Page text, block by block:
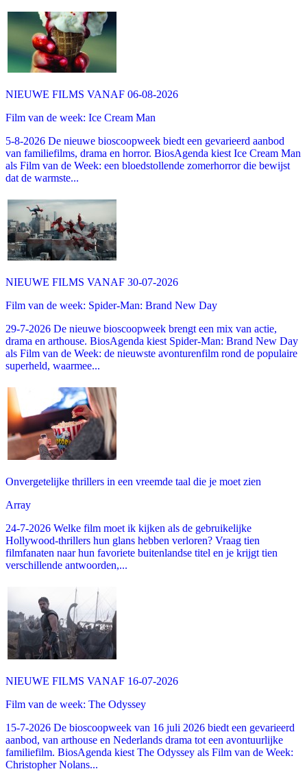
NIEUWE FILMS VANAF 06-08-2026
Film van de week: Ice Cream Man
5-8-2026 De nieuwe bioscoopweek biedt een gevarieerd aanbod
van familiefilms, drama en horror. BiosAgenda kiest Ice Cream Man
als Film van de Week: een bloedstollende zomerhorror die bewijst
dat de warmste...
NIEUWE FILMS VANAF 30-07-2026
Film van de week: Spider-Man: Brand New Day
29-7-2026 De nieuwe bioscoopweek brengt een mix van actie,
drama en arthouse. BiosAgenda kiest Spider-Man: Brand New Day
als Film van de Week: de nieuwste avonturenfilm rond de populaire
superheld, waarmee...
Onvergetelijke thrillers in een vreemde taal die je moet zien
Array
24-7-2026 Welke film moet ik kijken als de gebruikelijke
Hollywood-thrillers hun glans hebben verloren? Vraag tien
filmfanaten naar hun favoriete buitenlandse titel en je krijgt tien
verschillende antwoorden,...
NIEUWE FILMS VANAF 16-07-2026
Film van de week: The Odyssey
15-7-2026 De bioscoopweek van 16 juli 2026 biedt een gevarieerd
aanbod, van arthouse en Nederlands drama tot een avontuurlijke
familiefilm. BiosAgenda kiest The Odyssey als Film van de Week:
Christopher Nolans...